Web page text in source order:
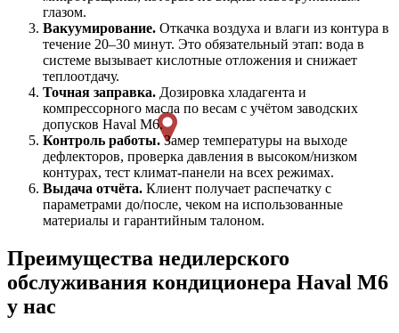
глазом.
Вакуумирование. Откачка воздуха и влаги из контура в
течение 20–30 минут. Это обязательный этап: вода в
системе вызывает кислотные отложения и снижает
теплоотдачу.
Точная заправка. Дозировка хладагента и
компрессорного масла по весам с учётом заводских
допусков Haval M6.
Контроль работы.Замер температуры на выходе
дефлекторов, проверка давления в высоком/низком
контурах, тест климат-панели на всех режимах.
Выдача отчёта. Клиент получает распечатку с
параметрами до/после, чеком на использованные
материалы и гарантийным талоном.
Преимущества недилерского
обслуживания кондиционера Haval M6
у нас